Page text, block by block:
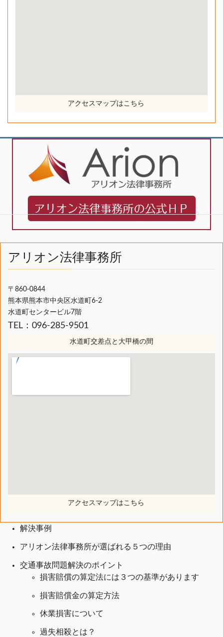
アクセスマップはこちら
アリオン法律事務所
〒860-0844
熊本県熊本市中央区水道町6-2
水道町センタービル7階
TEL：096-285-9501
水道町交差点と大甲橋の間
アクセスマップはこちら
解決事例
アリオン法律事務所が選ばれる５つの理由
交通事故問題解決のポイント
損害賠償の算定法には３つの基準があります
損害賠償金の算定方法
休業損害について
過失相殺とは？